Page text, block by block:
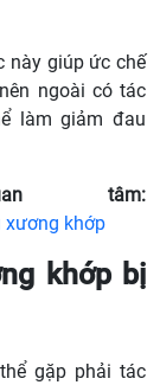
này giúp ức chế
ngoài có tác
làm giảm đau
tâm:
xương khớp
khớp bị
gặp phải tác